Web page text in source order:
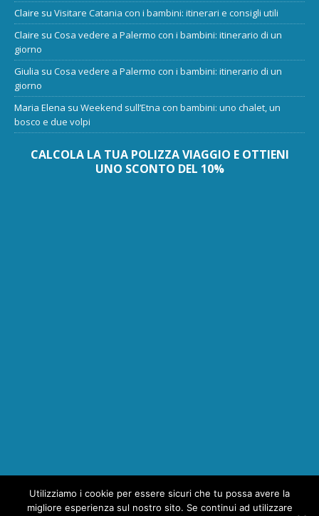
Claire su Visitare Catania con i bambini: itinerari e consigli utili
Claire su Cosa vedere a Palermo con i bambini: itinerario di un
giorno
Giulia su Cosa vedere a Palermo con i bambini: itinerario di un
giorno
Maria Elena su Weekend sull’Etna con bambini: uno chalet, un
bosco e due volpi
CALCOLA LA TUA POLIZZA VIAGGIO E OTTIENI
UNO SCONTO DEL 10%
Utilizziamo i cookie per essere sicuri che tu possa avere la
migliore esperienza sul nostro sito. Se continui ad utilizzare